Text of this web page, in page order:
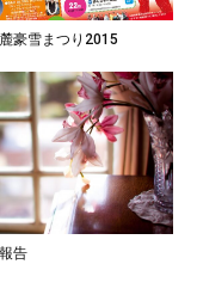
豪雪まつり2015
告